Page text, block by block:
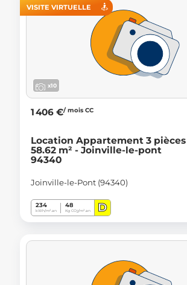
VISITE VIRTUELLE
x10
1 406 €/ mois CC
Location Appartement 3 pièces
58.62 m² - Joinville-le-pont
94340
Joinville-le-Pont (94340)
234
kWh/m².an
48
Kg CO2/m².an D